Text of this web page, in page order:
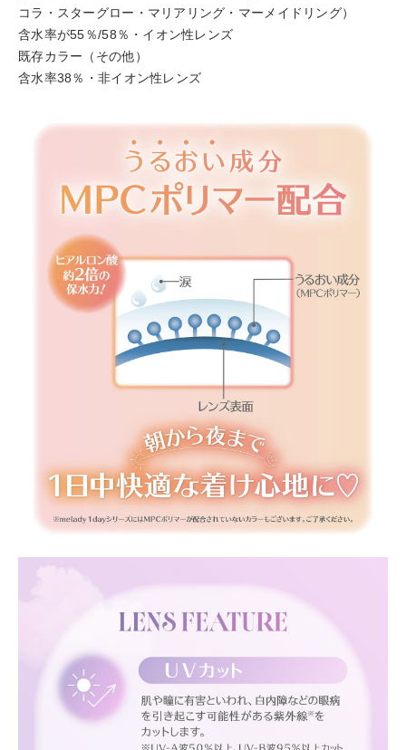
コラ・スターグロー・マリアリング・マーメイドリング）
含水率が55％/58％・イオン性レンズ
既存カラー（その他）
含水率38％・非イオン性レンズ